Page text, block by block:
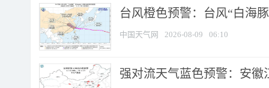
台风橙色预警：台风“白海
中国天气网 2026-08-09 06:10
强对流天气蓝色预警：安徽